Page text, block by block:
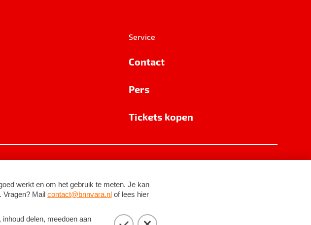
Service
Contact
Pers
Tickets kopen